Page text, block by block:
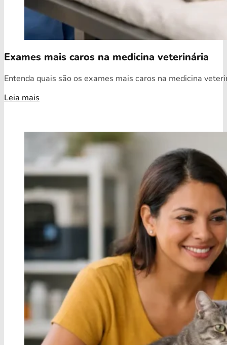
Exames mais caros na medicina veterinária
Entenda quais são os exames mais caros na medicina
Leia mais